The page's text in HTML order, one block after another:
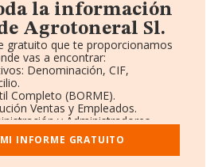
la información
Agrotoneral Sl.
gratuito que te proporcionamos
vas a encontrar:
Denominación, CIF,
Completo (BORME).
Ventas y Empleados.
y Administradores.
Vinculaciones en otras empresas.
INFORME GRATUITO